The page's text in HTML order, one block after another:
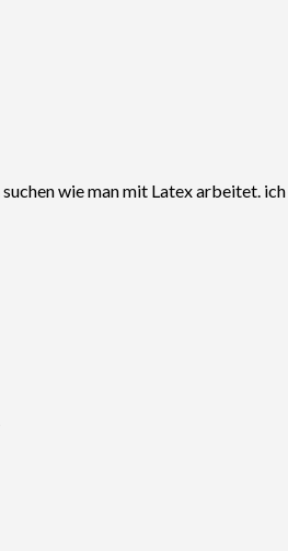
wie man mit Latex arbeitet.